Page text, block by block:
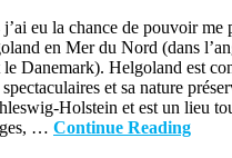
eu la chance de pouvoir me
en Mer du Nord (dans
Danemark). Helgoland est
et sa nature
Holstein et est un lieu
… Continue Reading